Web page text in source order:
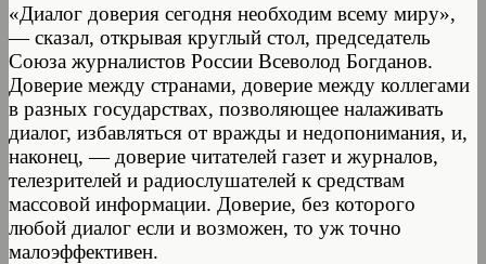
«Диалог доверия сегодня необходим всему миру»,
— сказал, открывая круглый стол, председатель
Союза журналистов России Всеволод Богданов.
Доверие между странами, доверие между коллегами
в разных государствах, позволяющее налаживать
диалог, избавляться от вражды и недопонимания, и,
наконец, — доверие читателей газет и журналов,
телезрителей и радиослушателей к средствам
массовой информации. Доверие, без которого
любой диалог если и возможен, то уж точно
малоэффективен.